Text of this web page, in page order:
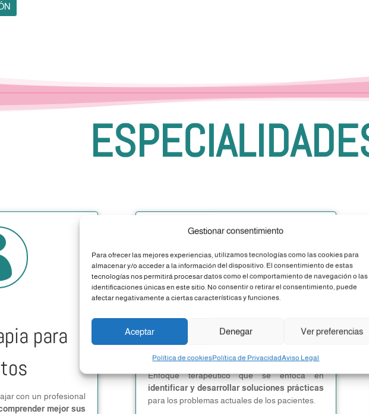
Gestionar consentimiento
Para ofrecer las mejores experiencias, utilizamos tecnologías como las cookies para
almacenar y/o acceder a la información del dispositivo. El consentimiento de estas
tecnologías nos permitirá procesar datos como el comportamiento de navegación o las
identificaciones únicas en este sitio. No consentir o retirar el consentimiento, puede
afectar negativamente a ciertas características y funciones.
Aceptar Denegar Ver preferencias
Política de cookiesPolítica de PrivacidadAviso Legal
para
con un profesional
mejor sus
N
Psicoterapia centrada en
soluciones
Enfoque terapéutico que se enfoca en
identificar y desarrollar soluciones prácticas
para los problemas actuales de los pacientes.